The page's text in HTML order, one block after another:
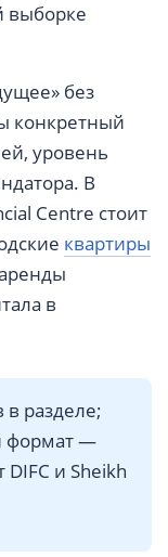
выборке
без
конкретный
уровень
В
Centre стоит
квартиры
в
в разделе;
формат —
и Sheikh